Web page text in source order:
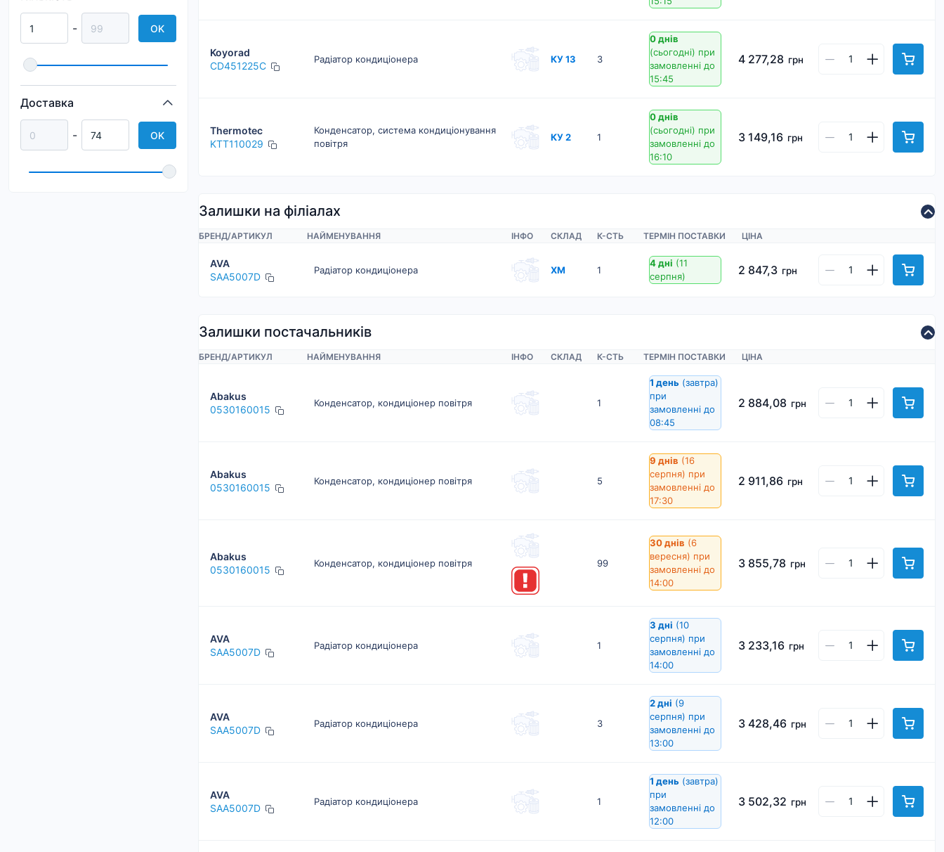
Era
Kamoka
Loro
Maxgear
- OK
Доставка
- OK
Koyorad
CD451225C
Радіатор кондиціонера КУ 13 3
0 днів
(сьогодні) при
замовленні до
15:45
4 277,28 грн
Thermotec
KTT110029
Конденсатор, система кондиціонування
повітря
КУ 2 1
0 днів
(сьогодні) при
замовленні до
16:10
3 149,16 грн
Залишки на філіалах
БРЕНД/АРТИКУЛ НАЙМЕНУВАННЯ ІНФО СКЛАД К-CТЬ ТЕРМІН ПОСТАВКИ ЦІНА
AVA
SAA5007D
Радіатор кондиціонера ХМ 1
4 дні (11
серпня)
2 847,3 грн
Залишки постачальників
БРЕНД/АРТИКУЛ НАЙМЕНУВАННЯ ІНФО СКЛАД К-CТЬ ТЕРМІН ПОСТАВКИ ЦІНА
Abakus
0530160015
Конденсатор, кондиціонер повітря 1
1 день (завтра)
при
замовленні до
08:45
2 884,08 грн
Abakus
0530160015
Конденсатор, кондиціонер повітря 5
9 днів (16
серпня) при
замовленні до
17:30
2 911,86 грн
Abakus
0530160015
Конденсатор, кондиціонер повітря 99
30 днів (6
вересня) при
замовленні до
14:00
3 855,78 грн
AVA
SAA5007D
Радіатор кондиціонера 1
3 дні (10
серпня) при
замовленні до
14:00
3 233,16 грн
AVA
SAA5007D
Радіатор кондиціонера 3
2 дні (9
серпня) при
замовленні до
13:00
3 428,46 грн
AVA
SAA5007D
Радіатор кондиціонера 1
1 день (завтра)
при
замовленні до
12:00
3 502,32 грн